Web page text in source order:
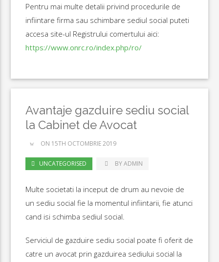
Pentru mai multe detalii privind procedurile de
infiintare firma sau schimbare sediul social puteti
accesa site-ul Registrului comertului aici:
https://www.onrc.ro/index.php/ro/
Avantaje gazduire sediu social
la Cabinet de Avocat
ON 15TH OCTOMBRIE 2019
UNCATEGORISED BY ADMIN
Multe societati la inceput de drum au nevoie de
un sediu social fie la momentul infiintarii, fie atunci
cand isi schimba sediul social.
Serviciul de gazduire sediu social poate fi oferit de
catre un avocat prin gazduirea sediului social la